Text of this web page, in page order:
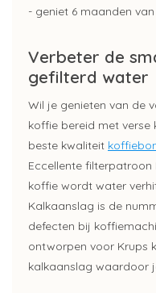
- geniet 6 maanden
Verbeter de
gefilterd water
Wil je genieten van de
koffie bereid met verse
beste kwaliteit
Eccellente filterpatroon
koffie wordt water
Kalkaanslag is de
defecten bij
ontworpen voor Krups
kalkaanslag waardoor